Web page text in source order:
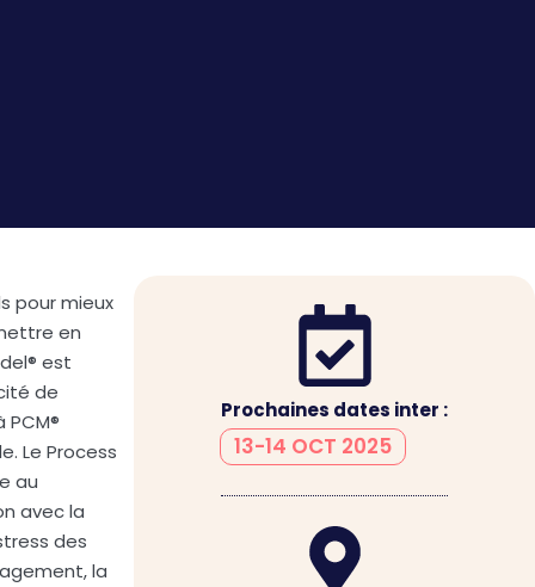
pour mieux
en
est
de
Le Process
au
avec la
des
la
Prochaines dates inter :
13-14 OCT 2025